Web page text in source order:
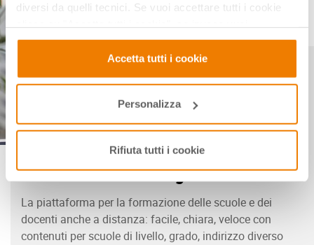
diversi da quelli tecnici. Se vuoi accettare tutti i cookie
autonomamente selezionare i cookie da accettare clicca
su "Personalizza". Se vuoi saperne di più consulta la
nostraPrivacy e Cookie Policy.
Accetta tutti i cookie
Personalizza
Rifiuta tutti i cookie
IFE Academy
La piattaforma per la formazione delle scuole e dei
docenti anche a distanza: facile, chiara, veloce con
contenuti per scuole di livello, grado, indirizzo diverso